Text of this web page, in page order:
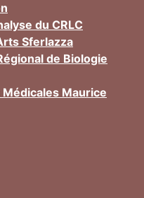
du CRLC
Sferlazza
de Biologie
Maurice